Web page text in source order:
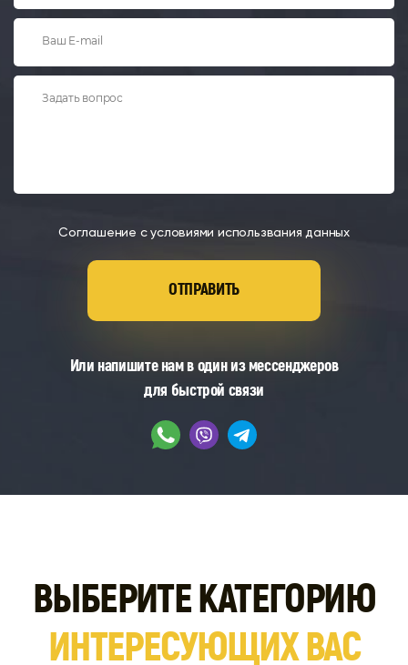
Соглашение с условиямииспользвания данных
Или напишите нам в один из мессенджеров
для быстрой связи
ВЫБЕРИТЕ КАТЕГОРИЮ
ИНТЕРЕСУЮЩИХ ВАС